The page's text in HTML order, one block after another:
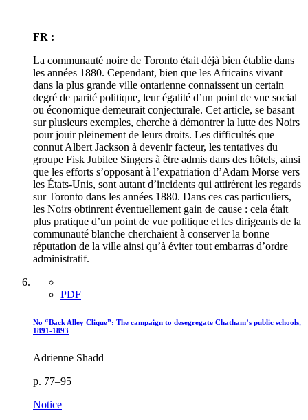
FR :
La communauté noire de Toronto était déjà bien établie dans
les années 1880. Cependant, bien que les Africains vivant
dans la plus grande ville ontarienne connaissent un certain
degré de parité politique, leur égalité d’un point de vue social
ou économique demeurait conjecturale. Cet article, se basant
sur plusieurs exemples, cherche à démontrer la lutte des Noirs
pour jouir pleinement de leurs droits. Les difficultés que
connut Albert Jackson à devenir facteur, les tentatives du
groupe Fisk Jubilee Singers à être admis dans des hôtels, ainsi
que les efforts s’opposant à l’expatriation d’Adam Morse vers
les États-Unis, sont autant d’incidents qui attirèrent les regards
sur Toronto dans les années 1880. Dans ces cas particuliers,
les Noirs obtinrent éventuellement gain de cause : cela était
plus pratique d’un point de vue politique et les dirigeants de la
communauté blanche cherchaient à conserver la bonne
réputation de la ville ainsi qu’à éviter tout embarras d’ordre
administratif.
PDF
No “Back Alley Clique”: The campaign to desegregate Chatham’s public schools,
1891-1893
Adrienne Shadd
p. 77–95
Notice